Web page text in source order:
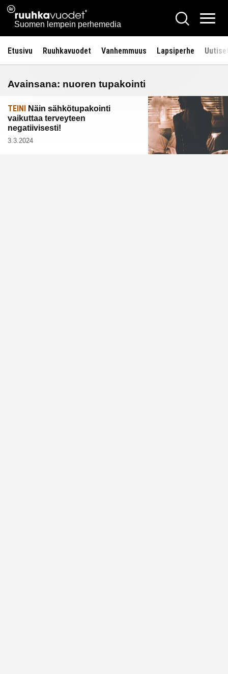
Siirry
sisältöön
Ruuhkavuodet.fi
Suomen lempein perhemedia
Hae
Etusivu Ruuhkavuodet Vanhemmuus Lapsiperhe
Avainsana: nuoren tupakointi
TEINI Näin sähkötupakointi
vaikuttaa terveyteen
negatiivisesti!
3.3.2024